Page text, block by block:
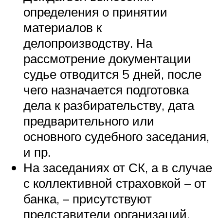
определения о принятии
материалов к
делопроизводству. На
рассмотрение документации
судье отводится 5 дней, после
чего назначается подготовка
дела к разбирательству, дата
предварительного или
основного судебного заседания,
и пр.
На заседаниях от СК, а в случае
с коллективной страховкой – от
банка, – присутствуют
представители организаций.